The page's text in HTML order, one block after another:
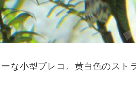
な小型プレコ。黄白色のスト